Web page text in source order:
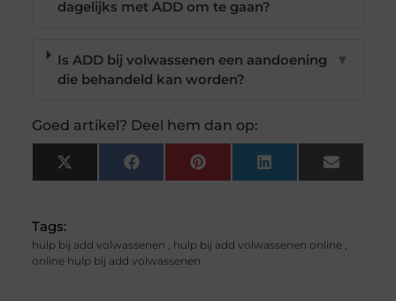
dagelijks met ADD om te gaan?
Is ADD bij volwassenen een aandoening
die behandeld kan worden?
▼
Goed artikel? Deel hem dan op:
X
(Twitter)
FacebookPinterest LinkedIn Email
Tags:
hulp bij add volwassenen , hulp bij add volwassenen online,
online hulp bij add volwassenen